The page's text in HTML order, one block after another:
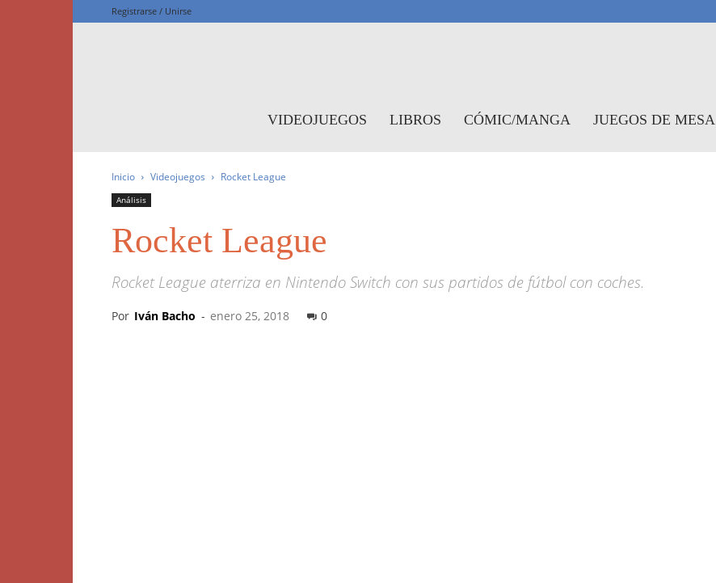
Registrarse / Unirse
VIDEOJUEGOS LIBROS CÓMIC/MANGA JUEGOS DE MESA
Inicio Videojuegos Rocket League
Análisis
Rocket League
Rocket League aterriza en Nintendo Switch con sus partidos de fútbol con coches.
Por Iván Bacho - enero 25, 2018 0